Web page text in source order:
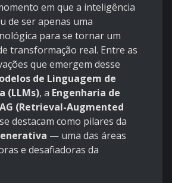
em que a inteligência
de ser apenas uma
para se tornar um
transformação real. Entre as
que emergem desse
de Linguagem de
(LLMs), a Engenharia de
(Retrieval-Augmented
se destacam como pilares da
— uma das áreas
e desafiadoras da